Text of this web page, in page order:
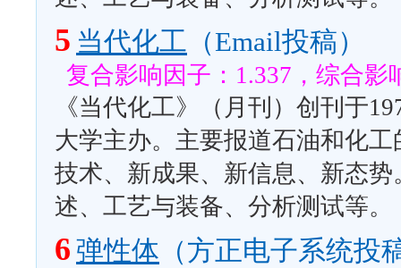
5 当代化工 （Email投稿）
复合影响因子：1.337，综合影
《当代化工》（月刊）创刊于
大学主办。主要报道石油和化
技术、新成果、新信息、新态
述、工艺与装备、分析测试等。
6 弹性体 （方正电子系统投